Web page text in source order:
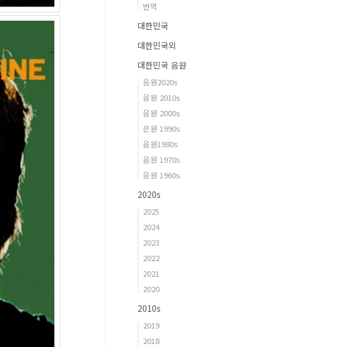
번역
대한민국
대한민국외
대한민국 음원
음원2020s
음원 2010s
음원 2000s
은원 1990s
음원1980s
음원 1970s
음원 1960s
2020s
2025
2024
2023
2022
2021
2020
2010s
2019
2018